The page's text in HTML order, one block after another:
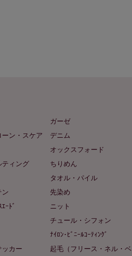
ガーゼ
ン・スケア
デニム
オックスフォード
ティング
ちりめん
タオル・パイル
ン
先染め
ｰﾄﾞ
ニット
チュール・シフォン
ﾅｲﾛﾝ･ﾋﾞﾆｰﾙｺｰﾃｨﾝｸﾞ
ッカー
起毛（フリース・ネル・ベ